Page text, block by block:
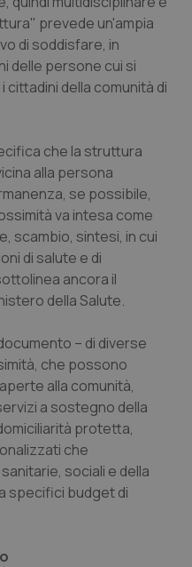
prevede un'ampia
di soddisfare, in
delle persone cui si
della comunità di
che la struttura
alla persona
se possibile,
va intesa come
scambio, sintesi, in cui
di salute e di
ancora il
della Salute.
– di diverse
che possono
alla comunità,
a sostegno della
protetta,
che
sociali e della
specifici budget di